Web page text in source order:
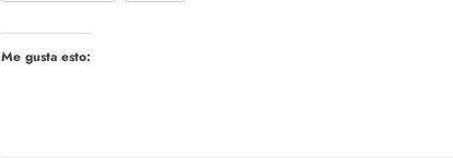
Me gusta esto: